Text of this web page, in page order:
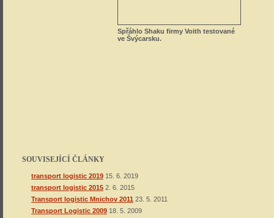
Spřáhlo Shaku firmy Voith testované
ve Švýcarsku.
SOUVISEJÍCÍ ČLÁNKY
transport logistic 2019 15. 6. 2019
transport logistic 2015 2. 6. 2015
Transport logistic Mnichov 2011 23. 5. 2011
Transport Logistic 2009 18. 5. 2009